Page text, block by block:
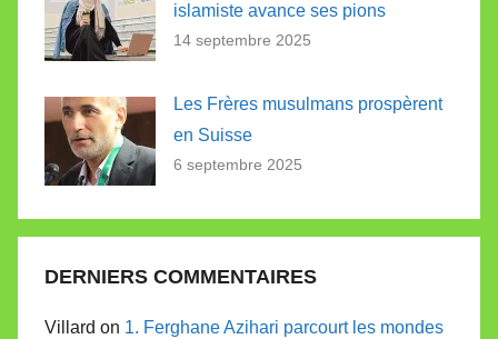
islamiste avance ses pions
14 septembre 2025
Les Frères musulmans prospèrent
en Suisse
6 septembre 2025
DERNIERS COMMENTAIRES
Villard on 1. Ferghane Azihari parcourt les mondes